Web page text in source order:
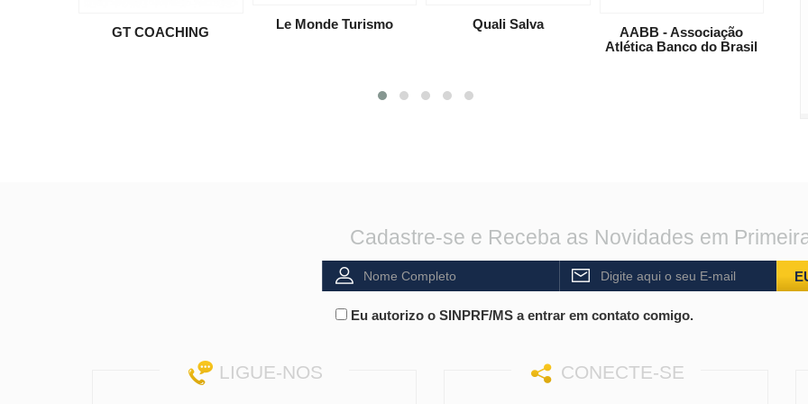
GT COACHING Le Monde Turismo Quali Salva
AABB - Associação
Atlética Banco do Brasil
Cadastre-se e Receba as Novidades em
Eu autorizo o SINPRF/MS a entrar em contato comigo.
LIGUE-NOS CONECTE-SE